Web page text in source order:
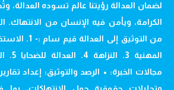
لضمان العدالة رؤيتنا عالم تسوده العدالة،
الكرامة، ويأمن فيه الإنسان من الانتهاك.
المهنية 3.
مجالات الخبرة: • الرصد والتوثيق: إعداد